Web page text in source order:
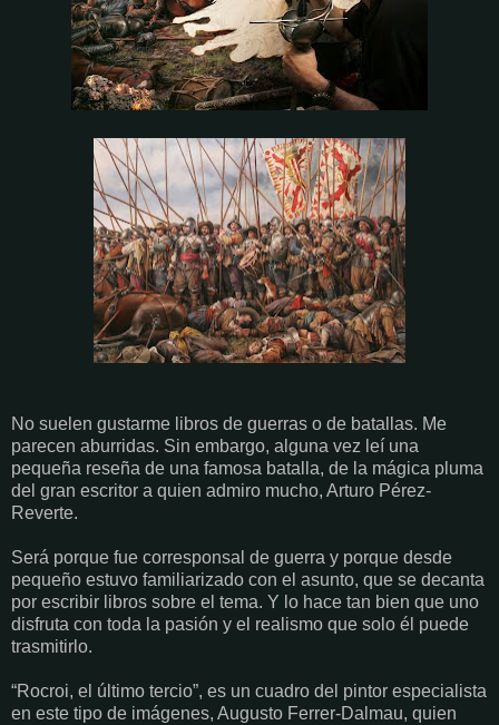
No suelen gustarme libros de guerras o de batallas. Me
parecen aburridas. Sin embargo, alguna vez leí una
pequeña reseña de una famosa batalla, de la mágica pluma
del gran escritor a quien admiro mucho, Arturo Pérez-
Reverte.
Será porque fue corresponsal de guerra y porque desde
pequeño estuvo familiarizado con el asunto, que se decanta
por escribir libros sobre el tema. Y lo hace tan bien que uno
disfruta con toda la pasión y el realismo que solo él puede
trasmitirlo.
“Rocroi, el último tercio”, es un cuadro del pintor especialista
en este tipo de imágenes, Augusto Ferrer-Dalmau, quien